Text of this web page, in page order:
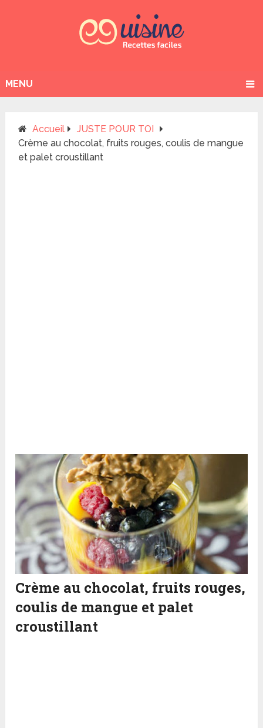
MENU
Accueil
JUSTE POUR TOI
Crème au chocolat, fruits rouges, coulis de mangue
et palet croustillant
Crème au chocolat, fruits rouges,
coulis de mangue et palet
croustillant